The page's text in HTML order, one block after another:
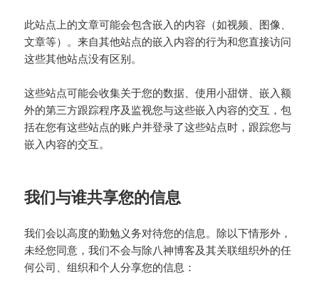
此站点上的文章可能会包含嵌入的内容（如视频、图像、
文章等）。来自其他站点的嵌入内容的行为和您直接访问
这些其他站点没有区别。
这些站点可能会收集关于您的数据、使用小甜饼、嵌入额
外的第三方跟踪程序及监视您与这些嵌入内容的交互，包
括在您有这些站点的账户并登录了这些站点时，跟踪您与
嵌入内容的交互。
我们与谁共享您的信息
我们会以高度的勤勉义务对待您的信息。除以下情形外，
未经您同意，我们不会与除八神博客及其关联组织外的任
何公司、组织和个人分享您的信息：